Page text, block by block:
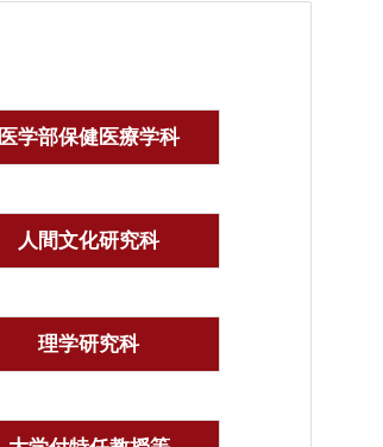
医学部保健医療学科
人間文化研究科
理学研究科